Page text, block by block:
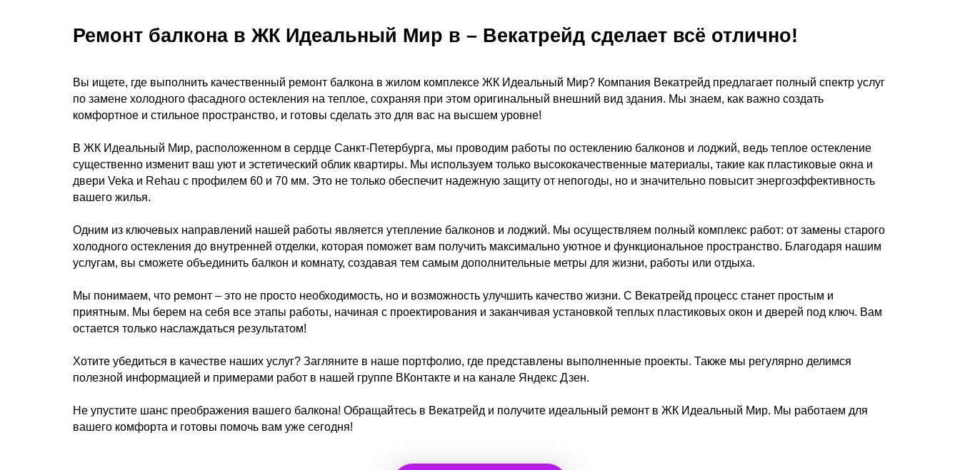
Ремонт балкона в ЖК Идеальный Мир в – Векатрейд сделает всё отлично!
Вы ищете, где выполнить качественный ремонт балкона в жилом комплексе ЖК Идеальный Мир? Компания Векатрейд предлагает полный спектр услуг
по замене холодного фасадного остекления на теплое, сохраняя при этом оригинальный внешний вид здания. Мы знаем, как важно создать
комфортное и стильное пространство, и готовы сделать это для вас на высшем уровне!
В ЖК Идеальный Мир, расположенном в сердце Санкт-Петербурга, мы проводим работы по остеклению балконов и лоджий, ведь теплое остекление
существенно изменит ваш уют и эстетический облик квартиры. Мы используем только высококачественные материалы, такие как пластиковые окна и
двери Veka и Rehau с профилем 60 и 70 мм. Это не только обеспечит надежную защиту от непогоды, но и значительно повысит энергоэффективность
вашего жилья.
Одним из ключевых направлений нашей работы является утепление балконов и лоджий. Мы осуществляем полный комплекс работ: от замены старого
холодного остекления до внутренней отделки, которая поможет вам получить максимально уютное и функциональное пространство. Благодаря нашим
услугам, вы сможете объединить балкон и комнату, создавая тем самым дополнительные метры для жизни, работы или отдыха.
Мы понимаем, что ремонт – это не просто необходимость, но и возможность улучшить качество жизни. С Векатрейд процесс станет простым и
приятным. Мы берем на себя все этапы работы, начиная с проектирования и заканчивая установкой теплых пластиковых окон и дверей под ключ. Вам
остается только наслаждаться результатом!
Хотите убедиться в качестве наших услуг? Загляните в наше портфолио, где представлены выполненные проекты. Также мы регулярно делимся
полезной информацией и примерами работ в нашей группе ВКонтакте и на канале Яндекс Дзен.
Не упустите шанс преображения вашего балкона! Обращайтесь в Векатрейд и получите идеальный ремонт в ЖК Идеальный Мир. Мы работаем для
вашего комфорта и готовы помочь вам уже сегодня!